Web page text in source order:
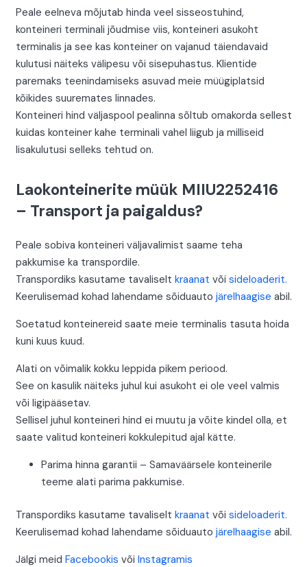
Peale eelneva mõjutab hinda veel sisseostuhind,
konteineri terminali jõudmise viis, konteineri asukoht
terminalis ja see kas konteiner on vajanud täiendavaid
kulutusi näiteks välipesu või sisepuhastus. Klientide
paremaks teenindamiseks asuvad meie müügiplatsid
kõikides suuremates linnades.
Konteineri hind väljaspool pealinna sõltub omakorda sellest
kuidas konteiner kahe terminali vahel liigub ja milliseid
lisakulutusi selleks tehtud on.
Laokonteinerite müük MIIU2252416
– Transport ja paigaldus?
Peale sobiva konteineri väljavalimist saame teha
pakkumise ka transpordile.
Transpordiks kasutame tavaliselt kraanat või sideloaderit.
Keerulisemad kohad lahendame sõiduauto järelhaagise abil.
Soetatud konteinereid saate meie terminalis tasuta hoida
kuni kuus kuud.
Alati on võimalik kokku leppida pikem periood.
See on kasulik näiteks juhul kui asukoht ei ole veel valmis
või ligipääsetav.
Sellisel juhul konteineri hind ei muutu ja võite kindel olla, et
saate valitud konteineri kokkulepitud ajal kätte.
Parima hinna garantii – Samaväärsele konteinerile
teeme alati parima pakkumise.
Transpordiks kasutame tavaliselt kraanat või sideloaderit.
Keerulisemad kohad lahendame sõiduauto järelhaagise abil.
Jälgi meid Facebookis või Instagramis